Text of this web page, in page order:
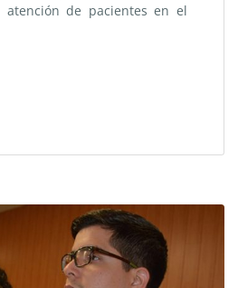
de pacientes en el